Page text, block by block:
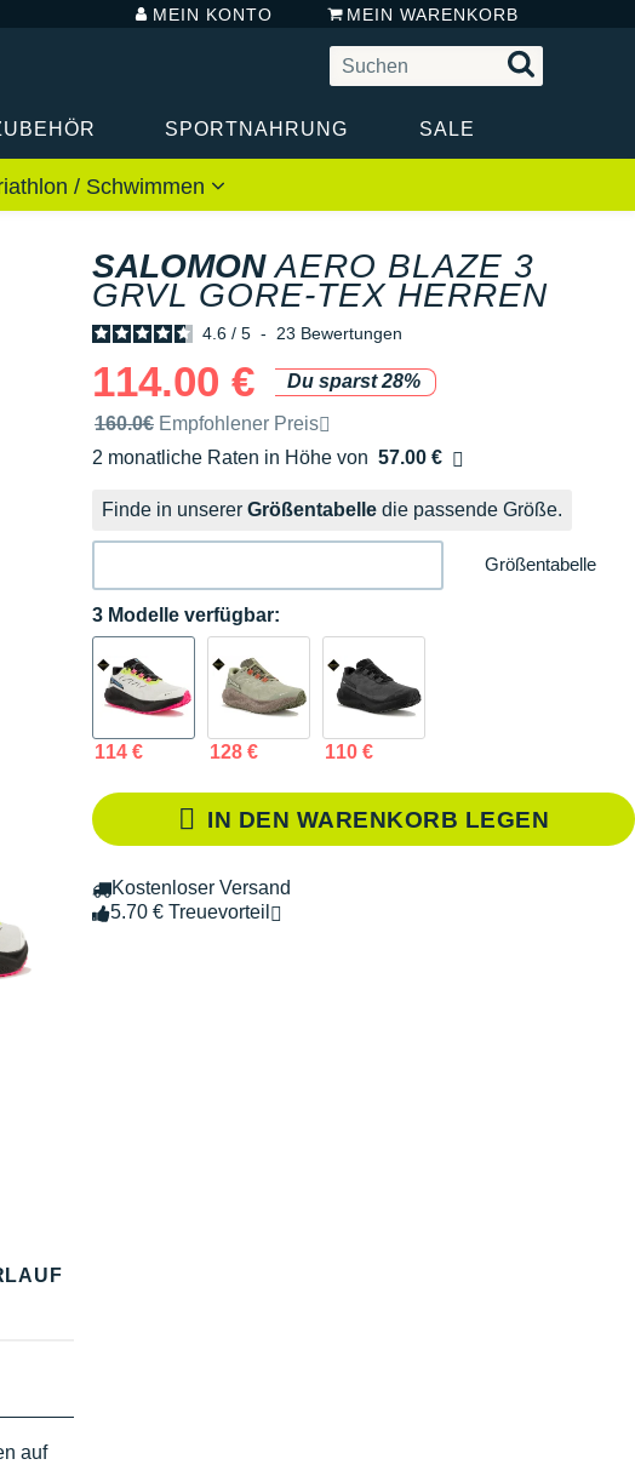
MEIN KONTO MEIN WARENKORB
SPORTNAHRUNG SALE
/ Schwimmen
SALOMON AERO BLAZE 3
GRVL GORE-TEX HERREN
4.6 / 5 - 23 Bewertungen
114.00 €
Du sparst 28%
Unverbindliche Preisempfehlung der Marke
160.0€ Empfohlener Preis
2 monatliche Raten in Höhe von 57.00 €
Ohne Zusatzkosten
Finde in unserer Größentabelle die passende Größe.
Größentabelle
3 Modelle verfügbar:
114 € 128 € 110 €
IN DEN WARENKORB LEGEN
Kostenloser Versand
5.70 € Treuevorteil
auf